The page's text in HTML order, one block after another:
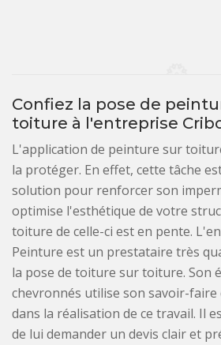
Confiez la pose de
toiture à l'entreprise
L'application de peinture sur
la protéger. En effet, cette tâche
solution pour renforcer son
optimise l'esthétique de votre
toiture de celle-ci est en pente.
Peinture est un prestataire très
la pose de toiture sur toiture. Son
chevronnés utilise son savoir-faire
dans la réalisation de ce travail. Il
de lui demander un devis clair et